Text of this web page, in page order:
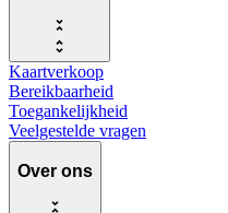
Kaartverkoop
Bereikbaarheid
Toegankelijkheid
Veelgestelde vragen
Over ons